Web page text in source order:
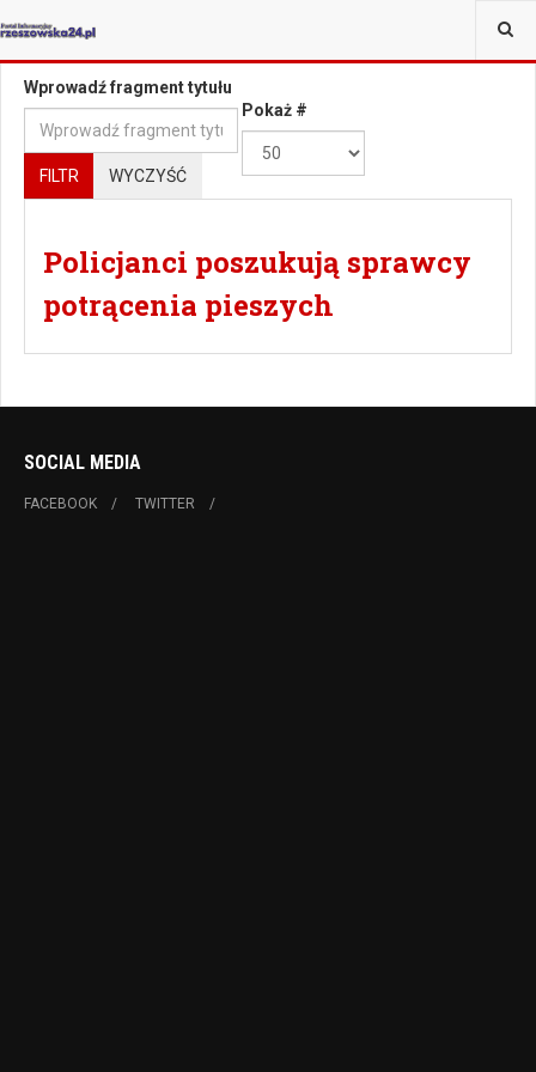
JESTEŚ TUTAJ:
Wprowadź fragment tytułu
FILTR WYCZYŚĆ
Pokaż #
Policjanci poszukują sprawcy
potrącenia pieszych
SOCIAL MEDIA
FACEBOOK TWITTER